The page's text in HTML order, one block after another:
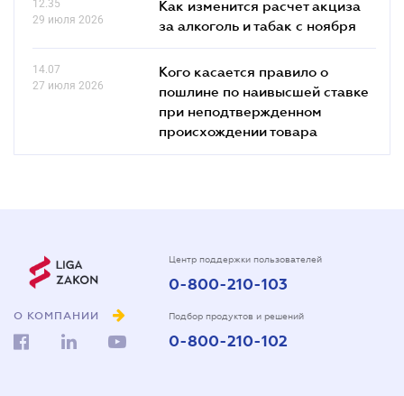
12.35
29 июля 2026
Как изменится расчет акциза
за алкоголь и табак с ноября
14.07
27 июля 2026
Кого касается правило о
пошлине по наивысшей ставке
при неподтвержденном
происхождении товара
О КОМПАНИИ
Центр поддержки пользователей
0-800-210-103
Подбор продуктов и решений
0-800-210-102